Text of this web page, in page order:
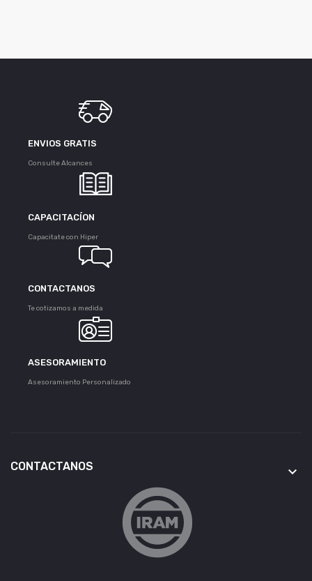
ENVIOS GRATIS
Consulte Alcances
CAPACITACÍON
Capacitate con Hiper
CONTACTANOS
Te cotizamos a medida
ASESORAMIENTO
Asesoramiento Personalizado
CONTACTANOS keyboard_arrow_down